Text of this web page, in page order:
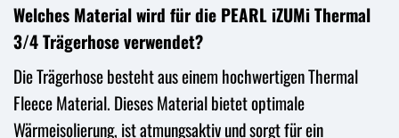
Welches Material wird für die PEARL iZUMi Thermal
3/4 Trägerhose verwendet?
Die Trägerhose besteht aus einem hochwertigen Thermal
Fleece Material. Dieses Material bietet optimale
Wärmeisolierung, ist atmungsaktiv und sorgt für ein